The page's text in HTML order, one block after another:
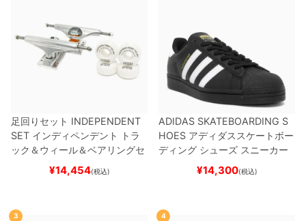
足回りセット INDEPENDENT
SET インディペンデント
トラ
ック＆ウィール＆ベアリングセ
（トリック用）
ード スケボー
¥14,454(税込)
ADIDAS SKATEBOARDING S
HOES アディダススケートボー
ディング シューズ スニーカー
スーパースター SUPERSTAR A
BLACK/WHITE/WHITE
ー
¥14,300(税込)
3 4